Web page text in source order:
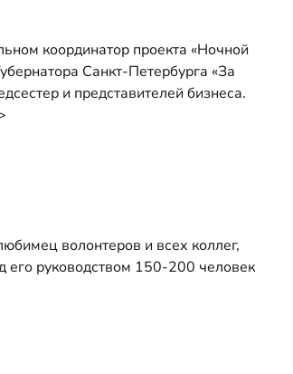
координатор проекта «Ночной
Санкт-Петербурга «За
и представителей бизнеса.
волонтеров и всех коллег,
его руководством 150-200 человек